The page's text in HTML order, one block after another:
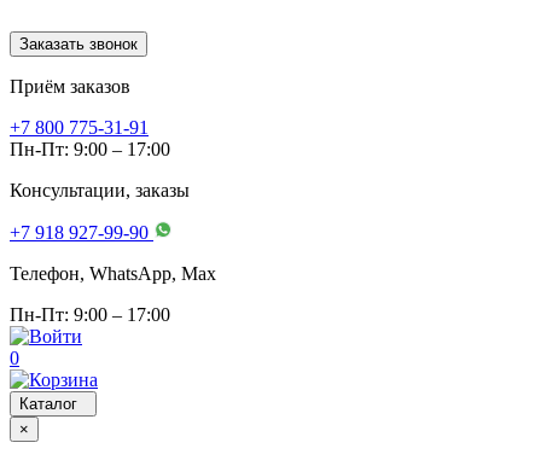
Заказать звонок
Приём заказов
+7 800 775-31-91
Пн-Пт: 9:00 – 17:00
Консультации, заказы
+7 918 927-99-90
Телефон, WhatsApp, Мах
Пн-Пт: 9:00 – 17:00
0
Каталог
×